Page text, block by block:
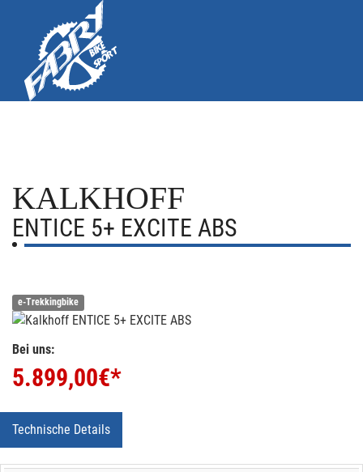
KALKHOFF
ENTICE 5+ EXCITE ABS
e-Trekkingbike
Bei uns:
5.899,00€*
Technische Details